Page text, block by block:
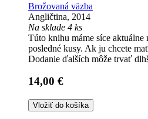
Brožovaná väzba
Angličtina, 2014
Na sklade 4 ks
Túto knihu máme síce aktuálne
posledné kusy. Ak ju chcete
Dodanie ďalších môže trvať
14,00 €
Vložiť do košíka